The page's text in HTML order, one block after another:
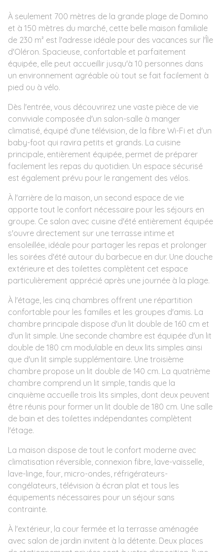
À seulement 700 mètres de la grande plage de Domino
et à 150 mètres du marché, cette belle maison familiale
de 230 m² est l'adresse idéale pour des vacances sur l'Île
d'Oléron. Spacieuse, confortable et parfaitement
équipée, elle peut accueillir jusqu'à 10 personnes dans
un environnement agréable où tout se fait facilement à
pied ou à vélo.
Dès l'entrée, vous découvrirez une vaste pièce de vie
conviviale composée d'un salon-salle à manger
climatisé, équipé d'une télévision, de la fibre Wi-Fi et d'un
baby-foot qui ravira petits et grands. La cuisine
principale, entièrement équipée, permet de préparer
facilement les repas du quotidien. Un espace sécurisé
est également prévu pour le rangement des vélos.
À l'arrière de la maison, un second espace de vie
apporte tout le confort nécessaire pour les séjours en
groupe. Ce salon avec cuisine d'été entièrement équipée
s'ouvre directement sur une terrasse intime et
ensoleillée, idéale pour partager les repas et prolonger
les soirées d'été autour du barbecue en dur. Une douche
extérieure et des toilettes complètent cet espace
particulièrement apprécié après une journée à la plage.
À l'étage, les cinq chambres offrent une répartition
confortable pour les familles et les groupes d'amis. La
chambre principale dispose d'un lit double de 160 cm et
d'un lit simple. Une seconde chambre est équipée d'un lit
double de 180 cm modulable en deux lits simples ainsi
que d'un lit simple supplémentaire. Une troisième
chambre propose un lit double de 140 cm. La quatrième
chambre comprend un lit simple, tandis que la
cinquième accueille trois lits simples, dont deux peuvent
être réunis pour former un lit double de 180 cm. Une salle
de bain et des toilettes indépendantes complètent
l'étage.
La maison dispose de tout le confort moderne avec
climatisation réversible, connexion fibre, lave-vaisselle,
lave-linge, four, micro-ondes, réfrigérateurs-
congélateurs, télévision à écran plat et tous les
équipements nécessaires pour un séjour sans
contrainte.
À l'extérieur, la cour fermée et la terrasse aménagée
avec salon de jardin invitent à la détente. Deux places